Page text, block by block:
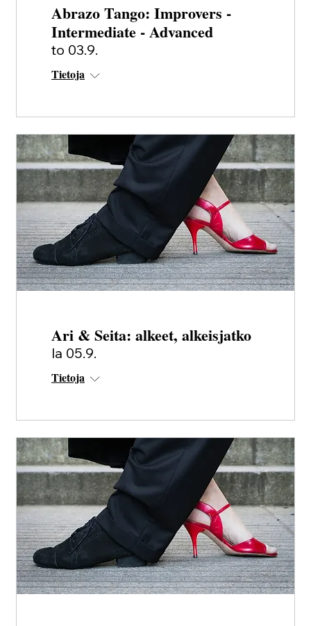
Abrazo Tango: Improvers -
Intermediate - Advanced
to 03.9.
Tietoja
Ari & Seita: alkeet, alkeisjatko
la 05.9.
Tietoja